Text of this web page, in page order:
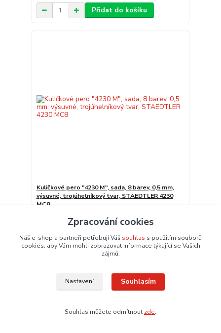
Přidat do košíku
Kuličkové pero "4230 M", sada, 8 barev, 0,5 mm,
výsuvné, trojúhelníkový tvar, STAEDTLER 4230
MC8
50,06 Kčbez DPH Dodání 3 – 6 dnů
Přidat do košíku
Zpracování cookies
Náš e-shop a partneři potřebují Váš souhlas s použitím souborů
cookies, aby Vám mohli zobrazovat informace týkající se Vašich
zájmů.
Nastavení Souhlasím
Souhlas můžete odmítnout zde.